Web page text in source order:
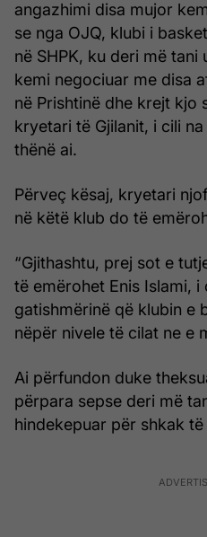
angazhimi disa mujor
se nga OJQ, klubi i
në SHPK, ku deri më
kemi negociuar me disa
në Prishtinë dhe krejt kjo
kryetari të Gjilanit, i cili
thënë ai.
Përveç kësaj, kryetari
në këtë klub do të
“Gjithashtu, prej sot e
të emërohet Enis Islami, i
gatishmërinë që klubin e
nëpër nivele të cilat ne e
Ai përfundon duke
përpara sepse deri më
hindekepuar për shkak